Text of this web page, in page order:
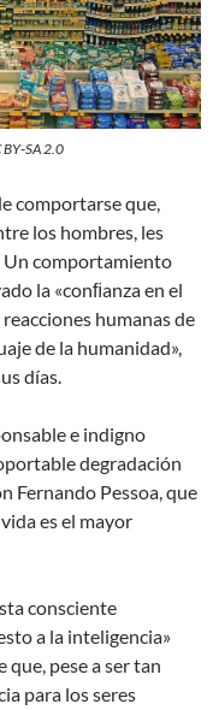
2.0
comportarse que,
los hombres, les
Un comportamiento
la «conﬁanza en el
humanas de
de la humanidad»,
días.
e indigno
degradación
Fernando Pessoa, que
es el mayor
consciente
a la inteligencia»
pese a ser tan
para los seres